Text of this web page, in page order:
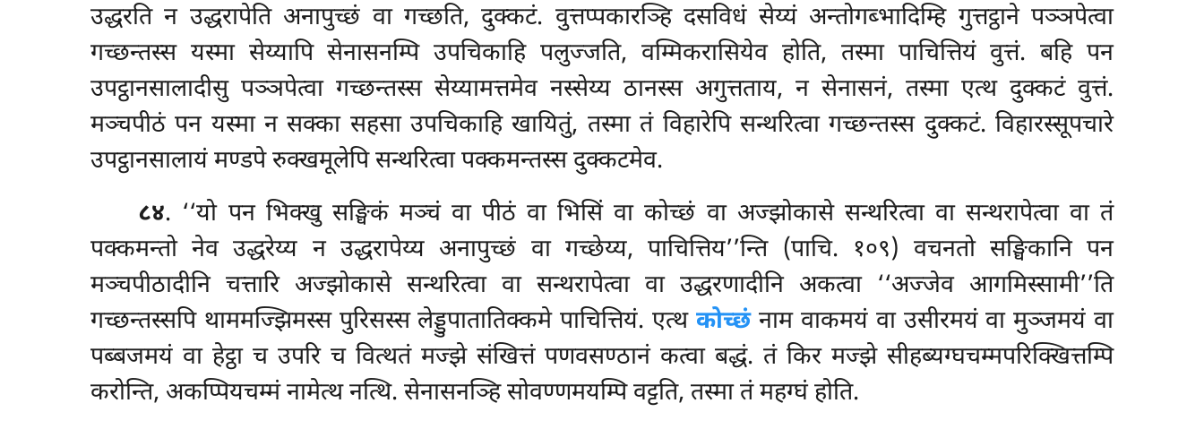
उद्धरति न उद्धरापेति अनापुच्छं वा गच्छति, दुक्कटं. वुत्तप्पकारञ्हि दसविधं सेय्यं अन्तोगब्भादिम्हि गुत्तट्ठाने पञ्ञपेत्वा
गच्छन्तस्स यस्मा सेय्यापि सेनासनम्पि उपचिकाहि पलुज्जति, वम्मिकरासियेव होति, तस्मा पाचित्तियं वुत्तं. बहि पन
उपट्ठानसालादीसु पञ्ञपेत्वा गच्छन्तस्स सेय्यामत्तमेव नस्सेय्य ठानस्स अगुत्तताय, न सेनासनं, तस्मा एत्थ दुक्कटं वुत्तं.
मञ्चपीठं पन यस्मा न सक्का सहसा उपचिकाहि खायितुं, तस्मा तं विहारेपि सन्थरित्वा गच्छन्तस्स दुक्कटं. विहारस्सूपचारे
उपट्ठानसालायं मण्डपे रुक्खमूलेपि सन्थरित्वा पक्कमन्तस्स दुक्कटमेव.
८४. ‘‘यो पन भिक्खु सङ्घिकं मञ्चं वा पीठं वा भिसिं वा कोच्छं वा अज्झोकासे सन्थरित्वा वा सन्थरापेत्वा वा तं
पक्कमन्तो नेव उद्धरेय्य न उद्धरापेय्य अनापुच्छं वा गच्छेय्य, पाचित्तिय’’न्ति (पाचि. १०९) वचनतो सङ्घिकानि पन
मञ्चपीठादीनि चत्तारि अज्झोकासे सन्थरित्वा वा सन्थरापेत्वा वा उद्धरणादीनि अकत्वा ‘‘अज्जेव आगमिस्सामी’’ति
गच्छन्तस्सपि थाममज्झिमस्स पुरिसस्स लेड्डुपातातिक्कमे पाचित्तियं. एत्थकोच्छंनाम वाकमयं वा उसीरमयं वा मुञ्जमयं वा
पब्बजमयं वा हेट्ठा च उपरि च वित्थतं मज्झे संखित्तं पणवसण्ठानं कत्वा बद्धं. तं किर मज्झे सीहब्यग्घचम्मपरिक्खित्तम्पि
करोन्ति, अकप्पियचम्मं नामेत्थ नत्थि. सेनासनञ्हि सोवण्णमयम्पि वट्टति, तस्मा तं महग्घं होति.